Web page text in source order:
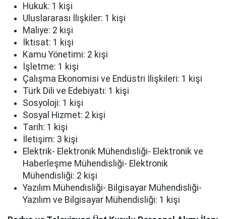
Hukuk: 1 kişi
Uluslararası İlişkiler: 1 kişi
Maliye: 2 kişi
İktisat: 1 kişi
Kamu Yönetimi: 2 kişi
İşletme: 1 kişi
Çalışma Ekonomisi ve Endüstri İlişkileri: 1 kişi
Türk Dili ve Edebiyatı: 1 kişi
Sosyoloji: 1 kişi
Sosyal Hizmet: 2 kişi
Tarih: 1 kişi
İletişim: 3 kişi
Elektrik- Elektronik Mühendisliği- Elektronik ve
Haberleşme Mühendisliği- Elektronik
Mühendisliği: 2 kişi
Yazılım Mühendisliği- Bilgisayar Mühendisliği-
Yazılım ve Bilgisayar Mühendisliği: 1 kişi